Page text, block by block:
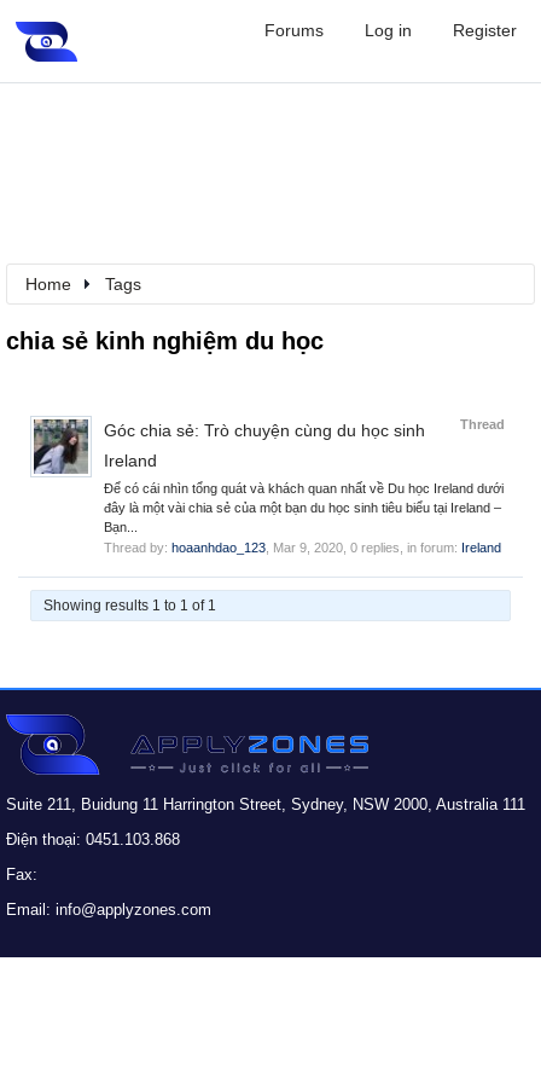
Home Tags
chia sẻ kinh nghiệm du học
Thread
Góc chia sẻ: Trò chuyện cùng du học sinh
Ireland
Để có cái nhìn tổng quát và khách quan nhất về Du học Ireland dưới
đây là một vài chia sẻ của một bạn du học sinh tiêu biểu tại Ireland –
Bạn...
Thread by: hoaanhdao_123 Mar 9, 2020 , 0 replies, in forum: Ireland
Showing results 1 to 1 of 1
Forums Log in Register
Suite 211, Buidung 11 Harrington Street, Sydney, NSW 2000, Australia 111
Điện thoại: 0451.103.868
Fax:
Email: info@applyzones.com